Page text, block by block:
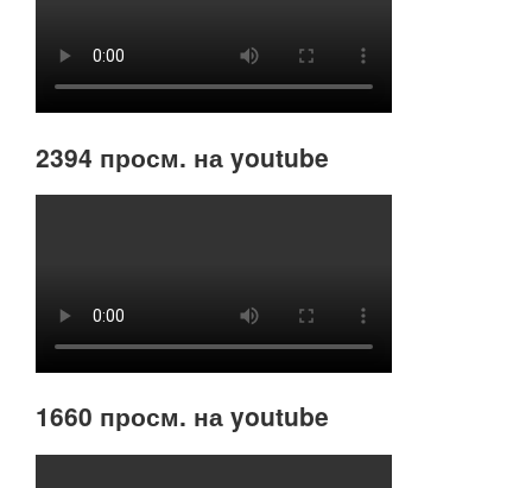
2394 просм. на youtube
1660 просм. на youtube